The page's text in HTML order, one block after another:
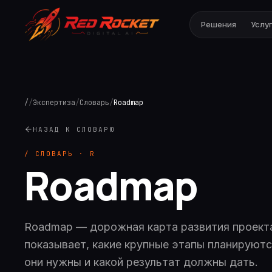
Решения
//Экспертиза/Словарь/Roadmap
НАЗАД К СЛОВАРЮ
/ СЛОВАРЬ · R
Roadmap
Roadmap — дорожная карта развития
показывает, какие крупные этапы
они нужны и какой результат должны дать.